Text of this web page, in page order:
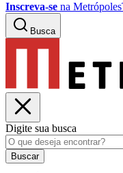
Inscreva-se na
Busca
Digite sua busca
Buscar